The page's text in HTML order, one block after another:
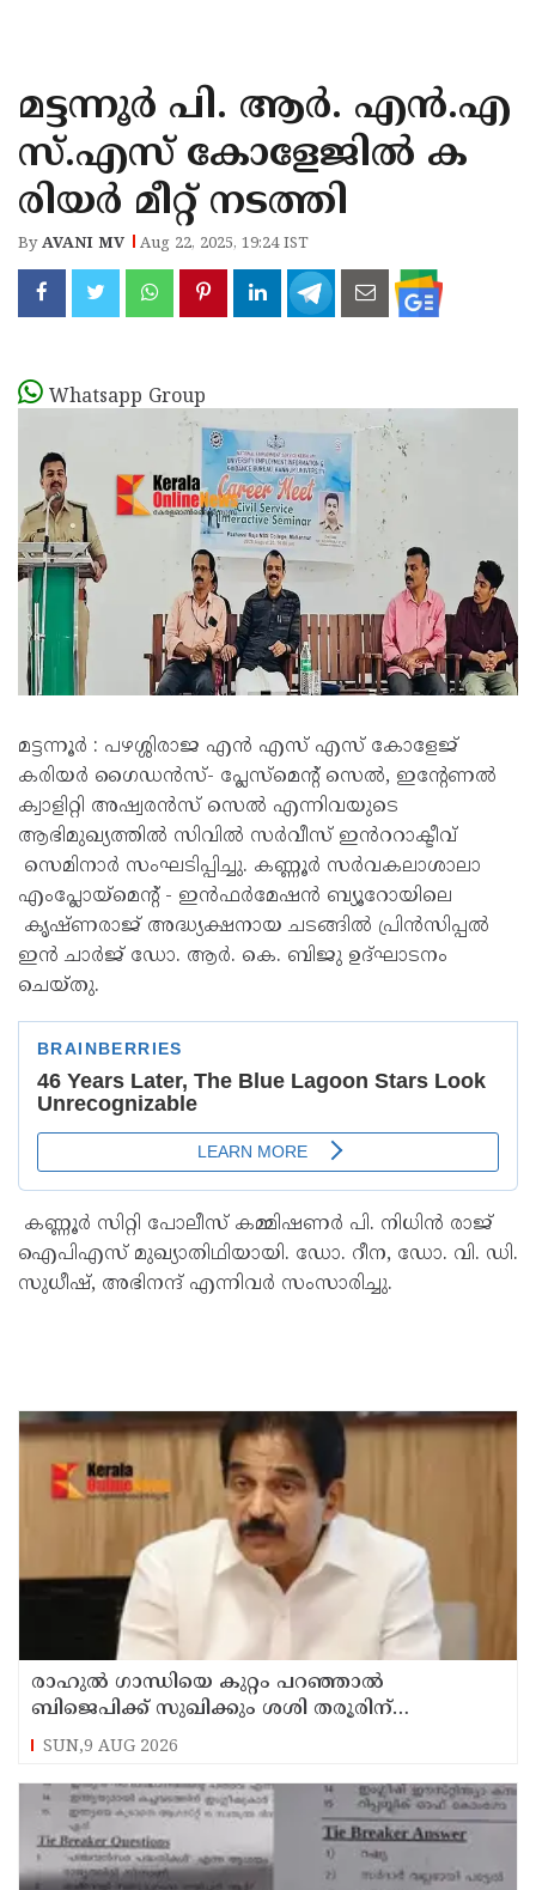
KANNUR
KASARAGOD
മട്ടന്നൂർ പി. ആർ. എൻ.എ
സ്.എസ് കോളേജിൽ ക
രിയർ മീറ്റ് നടത്തി
ByAVANI MV Aug 22, 2025, 19:24 IST
Whatsapp Group
മട്ടന്നൂർ : പഴശ്ശിരാജ എൻ എസ് എസ് കോളേജ്
കരിയർ ഗൈഡൻസ്- പ്ലേസ്മെൻ്റ് സെൽ, ഇൻ്റേണൽ
ക്വാളിറ്റി അഷ്വരൻസ് സെൽ എന്നിവയുടെ
ആഭിമുഖ്യത്തിൽ സിവിൽ സർവീസ് ഇൻററാക്ടീവ്
സെമിനാർ സംഘടിപ്പിച്ചു. കണ്ണൂർ സർവകലാശാലാ
എംപ്ലോയ്മെൻ്റ് - ഇൻഫർമേഷൻ ബ്യൂറോയിലെ
കൃഷ്ണരാജ് അദ്ധ്യക്ഷനായ ചടങ്ങിൽ പ്രിൻസിപ്പൽ
ഇൻ ചാർജ് ഡോ. ആർ. കെ. ബിജു ഉദ്ഘാടനം
ചെയ്തു.
കണ്ണൂർ സിറ്റി പോലീസ് കമ്മിഷണർ പി. നിധിൻ രാജ്
ഐപിഎസ് മുഖ്യാതിഥിയായി. ഡോ. റീന, ഡോ. വി. ഡി.
സുധീഷ്, അഭിനന്ദ് എന്നിവർ സംസാരിച്ചു.
രാഹുല്‍ ഗാന്ധിയെ കുറ്റം പറഞ്ഞാല്‍
ബിജെപിക്ക് സുഖിക്കും ശശി തരൂരിന്
മറുപടിയുമായി കെ സി വേണുഗോപാല്‍
SUN,9 AUG 2026